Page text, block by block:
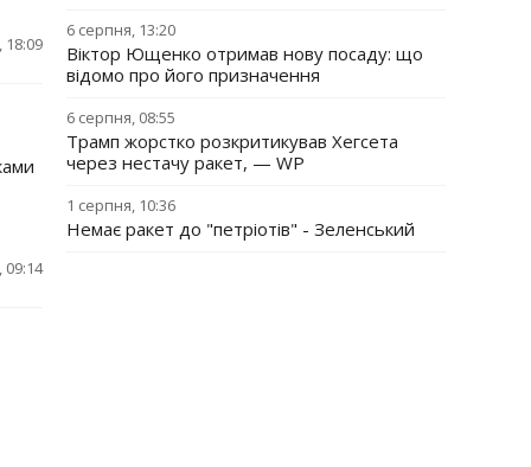
18:09
09:14
6 серпня, 13:20
Віктор Ющенко отримав нову посаду: що
відомо про його призначення
6 серпня, 08:55
Трамп жорстко розкритикував Хегсета
через нестачу ракет, — WP
1 серпня, 10:36
Немає ракет до "петріотів" - Зеленський